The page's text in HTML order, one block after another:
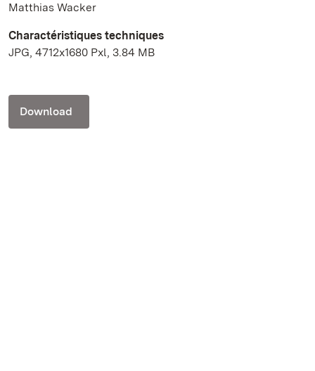
Matthias Wacker
Charactéristiques techniques
JPG, 4712x1680 Pxl, 3.84 MB
Download